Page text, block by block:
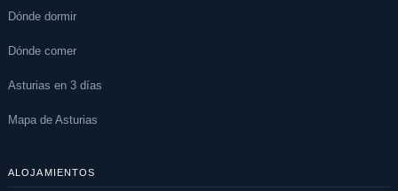
Dónde dormir
Dónde comer
Asturias en 3 días
Mapa de Asturias
ALOJAMIENTOS